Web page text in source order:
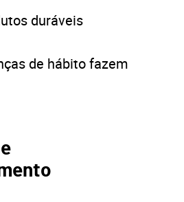
duráveis
de hábito fazem